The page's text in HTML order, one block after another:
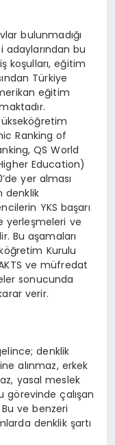
bulunmadığı
adaylarından bu
koşulları, eğitim
Türkiye
eğitim
Ranking of
QS World
Education)
yer alması
denklik
YKS başarı
yerleşmeleri ve
Bu aşamaları
Kurulu
ve müfredat
sonucunda
verir.
denklik
alınmaz, erkek
yasal meslek
görevinde çalışan
ve benzeri
denklik şartı